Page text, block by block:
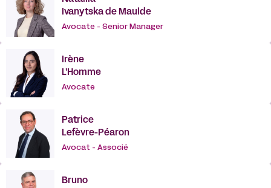
Ivanytska de Maulde
Avocate - Senior Manager
Irène
L'Homme
Avocate
Patrice
Lefèvre-Péaron
Avocat - Associé
Bruno